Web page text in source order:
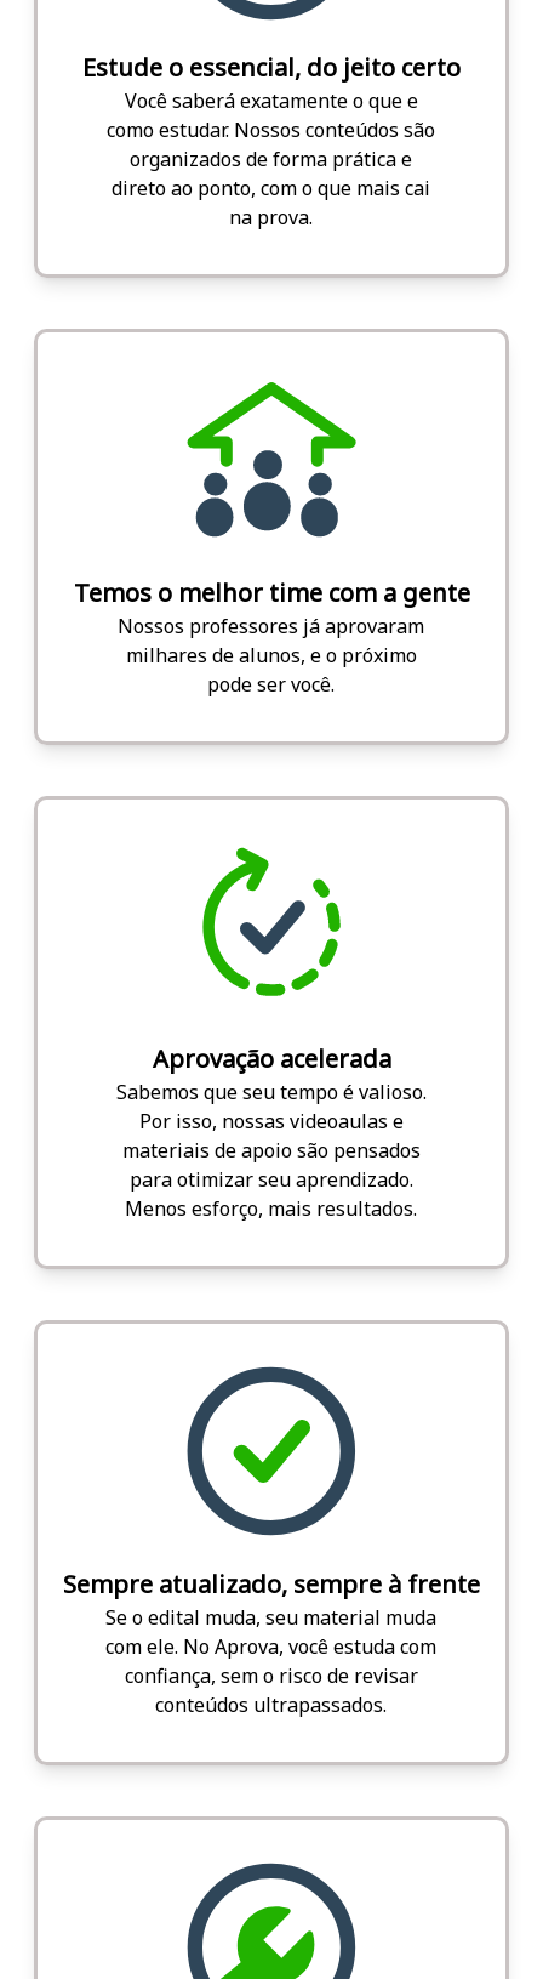
Estude o essencial, do jeito certo
Você saberá exatamente o que e
como estudar. Nossos conteúdos são
organizados de forma prática e
direto ao ponto, com o que mais cai
na prova.
Temos o melhor time com a gente
Nossos professores já aprovaram
milhares de alunos, e o próximo
pode ser você.
Aprovação acelerada
Sabemos que seu tempo é valioso.
Por isso, nossas videoaulas e
materiais de apoio são pensados
para otimizar seu aprendizado.
Menos esforço, mais resultados.
Sempre atualizado, sempre à frente
Se o edital muda, seu material muda
com ele. No Aprova, você estuda com
confiança, sem o risco de revisar
conteúdos ultrapassados.